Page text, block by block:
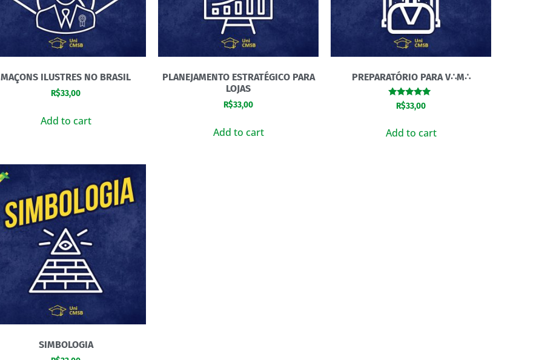
MAÇONS ILUSTRES NO BRASIL
R$33,00
Add to cart
PLANEJAMENTO ESTRATÉGICO PARA
LOJAS
R$33,00
Add to cart
PREPARATÓRIO PARA V∴M∴
Rated
5.00
R$33,00
Add to cart
SIMBOLOGIA